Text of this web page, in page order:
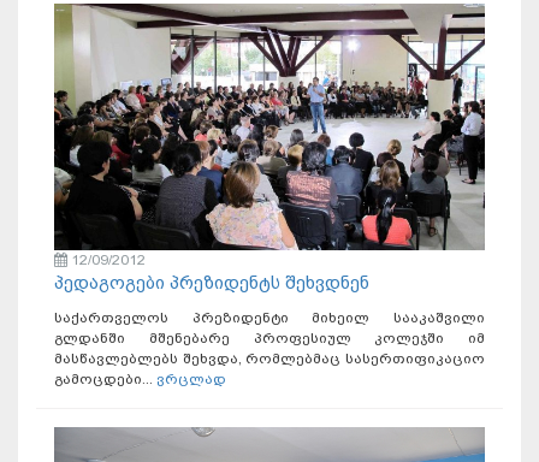
12/09/2012
პედაგოგები პრეზიდენტს შეხვდნენ
საქართველოს პრეზიდენტი მიხეილ სააკაშვილი
გლდანში მშენებარე პროფესიულ კოლეჯში იმ
მასწავლებლებს შეხვდა, რომლებმაც სასერთიფიკაციო
გამოცდები... ვრცლად